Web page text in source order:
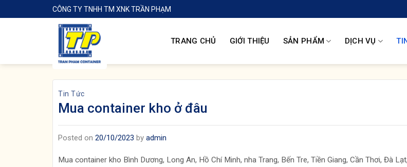
to
CÔNG TY TNHH TM XNK TRẦN PHẠM
TRANG CHỦ GIỚI THIỆU SẢN PHẨM DỊCH VỤ
Tin Tức
Mua container kho ở đâu
Posted on 20/10/2023 by admin
Mua container kho Bình Dương, Long An, Hồ Chí Minh, nha Trang, Bến Tre, Tiền Giang, Cần Thơi, Đà